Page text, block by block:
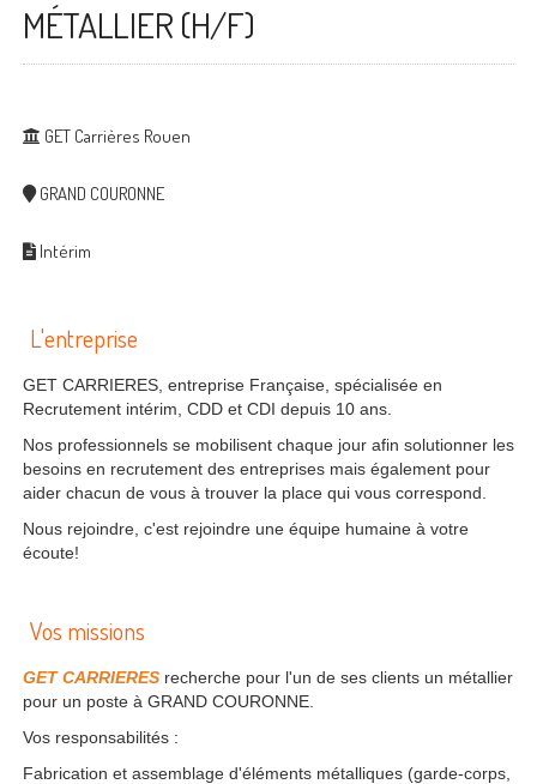
MÉTALLIER (H/F)
GET Carrières Rouen
GRAND COURONNE
Intérim
L'entreprise
GET CARRIERES, entreprise Française, spécialisée en
Recrutement intérim, CDD et CDI depuis 10 ans.
Nos professionnels se mobilisent chaque jour afin solutionner les
besoins en recrutement des entreprises mais également pour
aider chacun de vous à trouver la place qui vous correspond.
Nous rejoindre, c'est rejoindre une équipe humaine à votre
écoute!
Vos missions
GET CARRIERESrecherche pour l'un de ses clients un métallier
pour un poste à GRAND COURONNE.
Vos responsabilités :
Fabrication et assemblage d'éléments métalliques (garde-corps,